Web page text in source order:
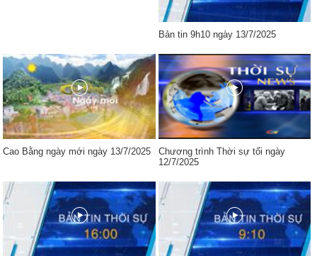
Bản tin 9h10 ngày 13/7/2025
Cao Bằng ngày mới ngày 13/7/2025
Chương trình Thời sự tối ngày
12/7/2025